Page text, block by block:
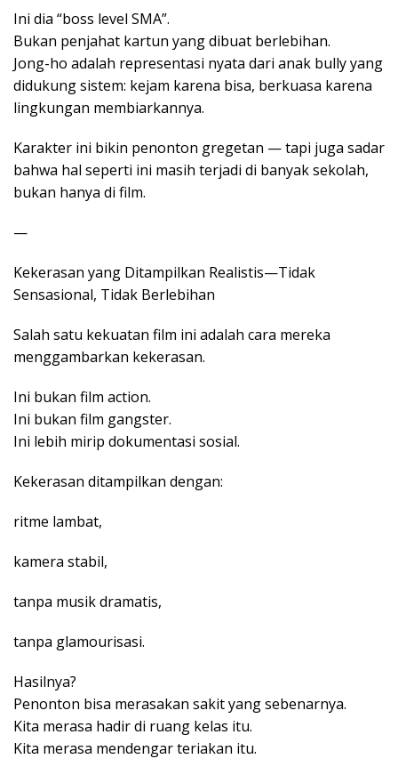
Ini dia “boss level SMA”.
Bukan penjahat kartun yang dibuat berlebihan.
Jong-ho adalah representasi nyata dari anak bully yang
didukung sistem: kejam karena bisa, berkuasa karena
lingkungan membiarkannya.
Karakter ini bikin penonton gregetan — tapi juga sadar
bahwa hal seperti ini masih terjadi di banyak sekolah,
bukan hanya di film.
—
Kekerasan yang Ditampilkan Realistis—Tidak
Sensasional, Tidak Berlebihan
Salah satu kekuatan film ini adalah cara mereka
menggambarkan kekerasan.
Ini bukan film action.
Ini bukan film gangster.
Ini lebih mirip dokumentasi sosial.
Kekerasan ditampilkan dengan:
ritme lambat,
kamera stabil,
tanpa musik dramatis,
tanpa glamourisasi.
Hasilnya?
Penonton bisa merasakan sakit yang sebenarnya.
Kita merasa hadir di ruang kelas itu.
Kita merasa mendengar teriakan itu.